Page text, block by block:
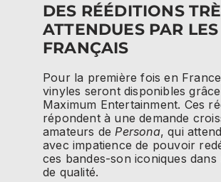
DES RÉÉDITIONS
ATTENDUES PAR
FRANÇAIS
Pour la première fois en
vinyles seront disponibles
Maximum Entertainment. Ces
répondent à une demande
amateurs dePersona, qui
avec impatience de pouvoir
ces bandes-son iconiques
de qualité.